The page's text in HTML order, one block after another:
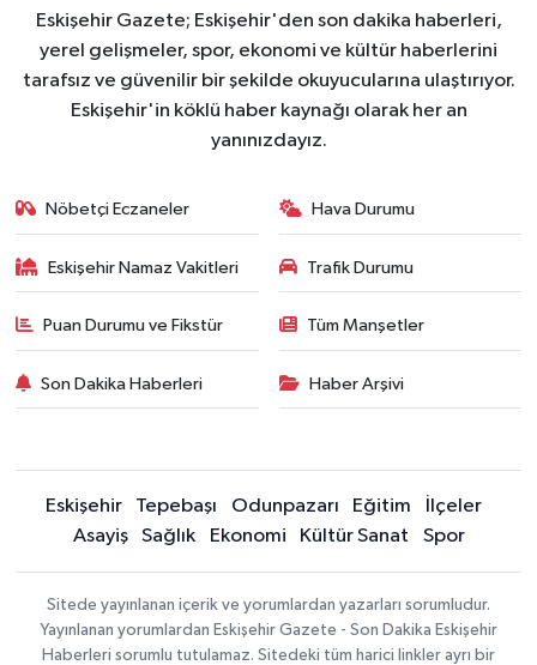
Eskişehir Gazete; Eskişehir'den son dakika haberleri,
yerel gelişmeler, spor, ekonomi ve kültür haberlerini
tarafsız ve güvenilir bir şekilde okuyucularına ulaştırıyor.
Eskişehir'in köklü haber kaynağı olarak her an
yanınızdayız.
Nöbetçi Eczaneler Hava Durumu
Eskişehir Namaz Vakitleri Trafik Durumu
Puan Durumu ve Fikstür Tüm Manşetler
Son Dakika Haberleri Haber Arşivi
Eskişehir Tepebaşı Odunpazarı Eğitim
İlçeler
Asayiş
Sağlık Ekonomi Kültür Sanat Spor
Sitede yayınlanan içerik ve yorumlardan yazarları sorumludur.
Yayınlanan yorumlardan Eskişehir Gazete - Son Dakika Eskişehir
Haberleri sorumlu tutulamaz. Sitedeki tüm harici linkler ayrı bir